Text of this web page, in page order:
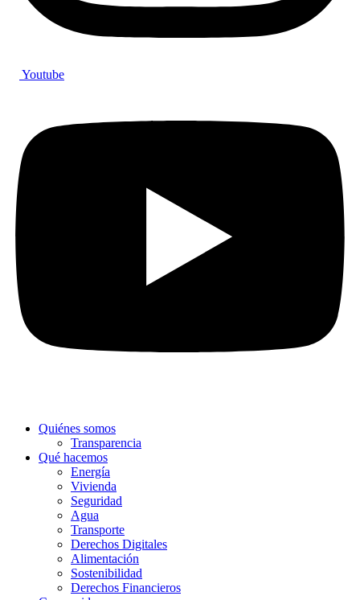
Youtube
Quiénes somos
Transparencia
Qué hacemos
Energía
Vivienda
Seguridad
Agua
Transporte
Derechos Digitales
Alimentación
Sostenibilidad
Derechos Financieros